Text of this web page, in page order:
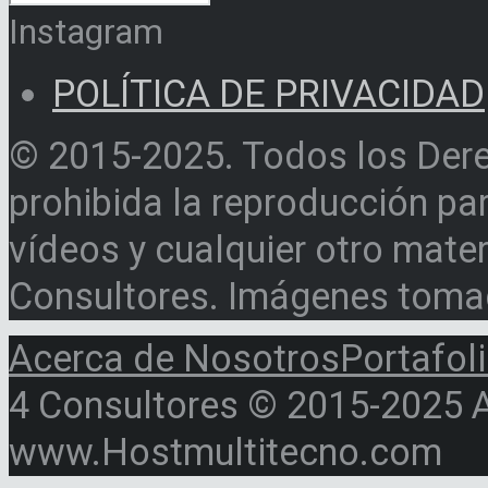
Instagram
POLÍTICA DE PRIVACIDAD
© 2015-2025. Todos los
prohibida la reproducción
vídeos y cualquier otro
Consultores. Imágenes
Acerca de Nosotros
4 Consultores © 2015-2025
www.Hostmultitecno.com